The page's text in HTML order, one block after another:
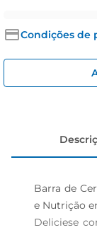
Condições de
Barra de
e Nutrição
Deliciese
iogurte
papel